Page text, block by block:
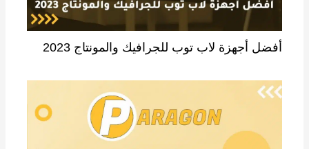
أفضل أجهزة لاب توب للجرافيك والمونتاج 2023